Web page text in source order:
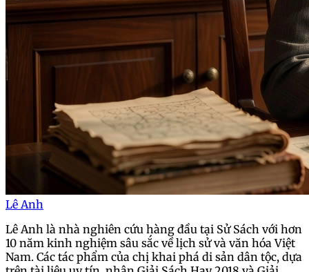
Lê Anh
Lê Anh là nhà nghiên cứu hàng đầu tại Sử Sách với hơn
10 năm kinh nghiệm sâu sắc về lịch sử và văn hóa Việt
Nam. Các tác phẩm của chị khai phá di sản dân tộc, dựa